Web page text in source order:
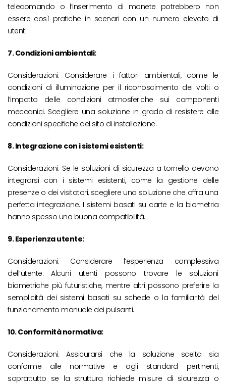
telecomando o l’inserimento di monete potrebbero non
essere così pratiche in scenari con un numero elevato di
utenti.
7. Condizioni ambientali:
Considerazioni: Considerare i fattori ambientali, come le
condizioni di illuminazione per il riconoscimento dei volti o
l’impatto delle condizioni atmosferiche sui componenti
meccanici. Scegliere una soluzione in grado di resistere alle
condizioni specifiche del sito di installazione.
8. Integrazione con i sistemi esistenti:
Considerazioni: Se le soluzioni di sicurezza a tornello devono
integrarsi con i sistemi esistenti, come la gestione delle
presenze o dei visitatori, scegliere una soluzione che offra una
perfetta integrazione. I sistemi basati su carte e la biometria
hanno spesso una buona compatibilità.
9. Esperienza utente:
Considerazioni: Considerare l’esperienza complessiva
dell’utente. Alcuni utenti possono trovare le soluzioni
biometriche più futuristiche, mentre altri possono preferire la
semplicità dei sistemi basati su schede o la familiarità del
funzionamento manuale dei pulsanti.
10. Conformità normativa:
Considerazioni: Assicurarsi che la soluzione scelta sia
conforme alle normative e agli standard pertinenti,
soprattutto se la struttura richiede misure di sicurezza o